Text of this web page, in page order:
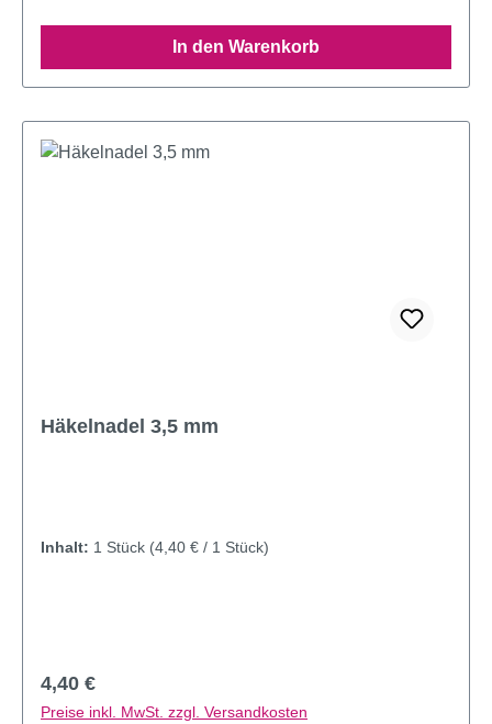
In den Warenkorb
Häkelnadel 3,5 mm
Inhalt: 1 Stück (4,40 € / 1 Stück)
Regulärer Preis:
4,40 €
Preise inkl. MwSt. zzgl. Versandkosten